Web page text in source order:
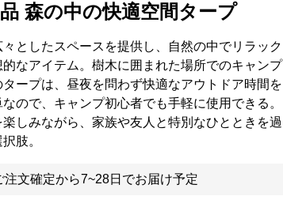
森の中の快適空間タープ
としたスペースを提供し、自然の中でリラック
なアイテム。樹木に囲まれた場所でのキャンプ
ープは、昼夜を問わず快適なアウトドア時間を
ので、キャンプ初心者でも手軽に使用できる。
しみながら、家族や友人と特別なひとときを過
肢。
注文確定から7~28日でお届け予定